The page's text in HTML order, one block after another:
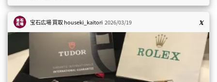
宝石広場 買取houseki_kaitori 2026/03/19